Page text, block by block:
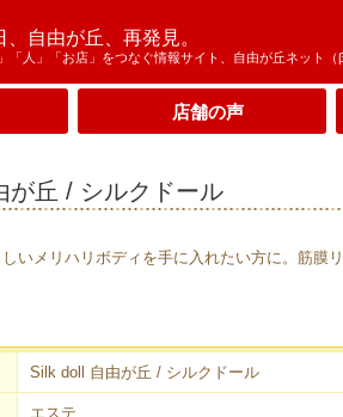
、自由が丘、再発見。
」「人」「お店」をつなぐ情報サイト、自由が丘ネット（
店舗の声
が丘 / シルクドール
いメリハリボディを手に入れたい方に。筋膜
Silk doll 自由が丘 / シルクドール
エステ